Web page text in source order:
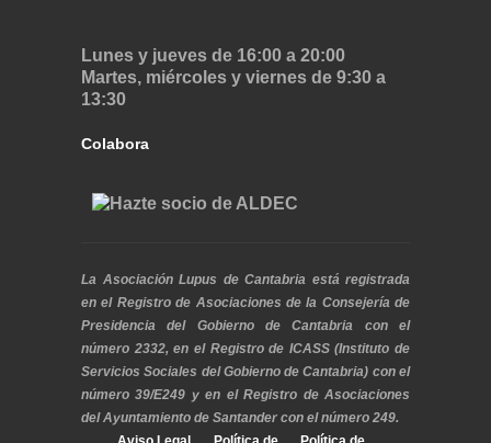
Lunes y jueves de 16:00 a 20:00
Martes, miércoles y viernes de 9:30 a
13:30
Colabora
La Asociación Lupus de Cantabria está registrada
en el Registro de Asociaciones de la Consejería de
Presidencia del Gobierno de Cantabria con el
número 2332, en el Registro de ICASS (Instituto de
Servicios Sociales del Gobierno de Cantabria) con el
número 39/E249 y en el Registro de Asociaciones
del Ayuntamiento de Santander con el número 249.